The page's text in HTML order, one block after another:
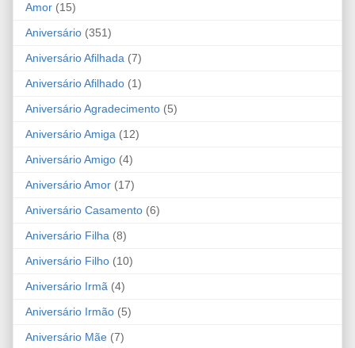
Amor (15)
Aniversário (351)
Aniversário Afilhada (7)
Aniversário Afilhado (1)
Aniversário Agradecimento (5)
Aniversário Amiga (12)
Aniversário Amigo (4)
Aniversário Amor (17)
Aniversário Casamento (6)
Aniversário Filha (8)
Aniversário Filho (10)
Aniversário Irmã (4)
Aniversário Irmão (5)
Aniversário Mãe (7)